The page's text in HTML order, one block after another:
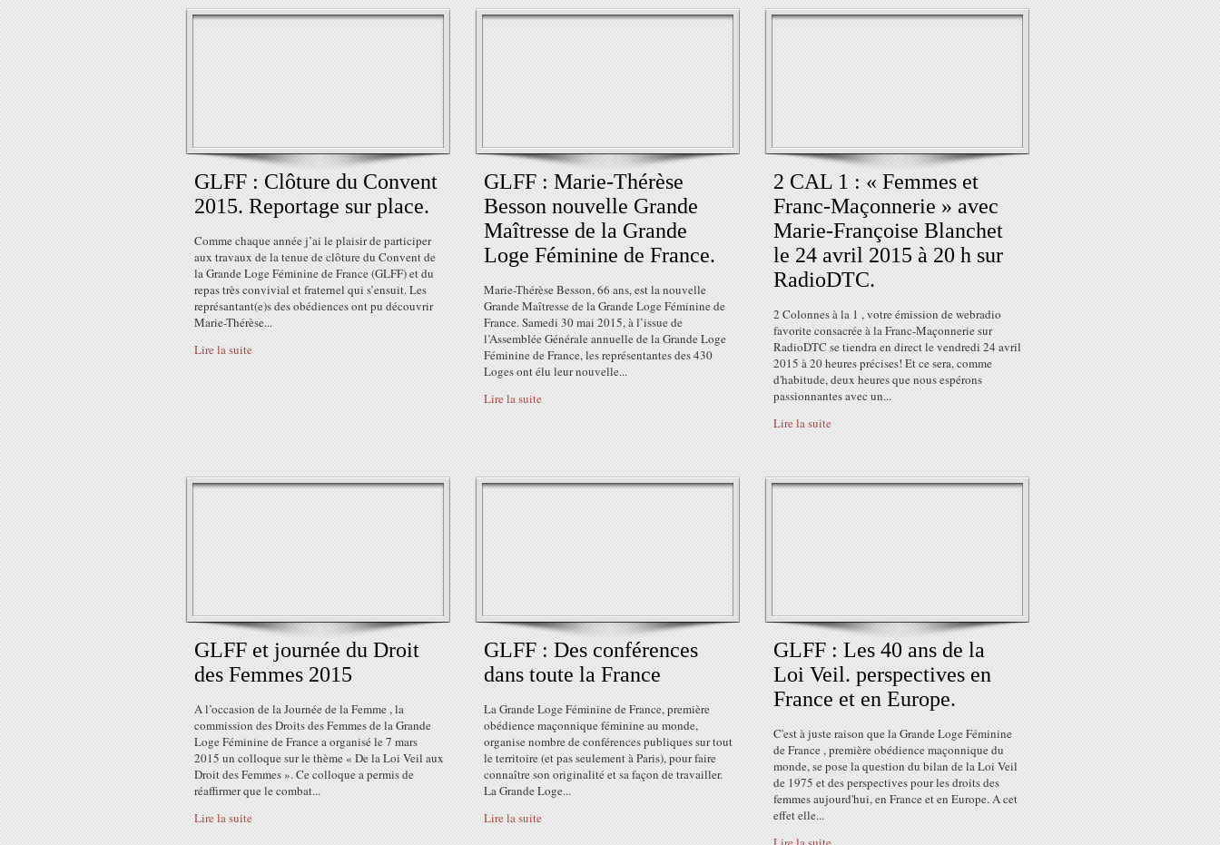
GLFF : Clôture du Convent
2015. Reportage sur place.
Comme chaque année j’ai le plaisir de participer
aux travaux de la tenue de clôture du Convent de
la Grande Loge Féminine de France (GLFF) et du
repas très convivial et fraternel qui s’ensuit. Les
représantant(e)s des obédiences ont pu découvrir
Marie-Thérèse...
Lire la suite
GLFF : Marie-Thérèse
Besson nouvelle Grande
Maîtresse de la Grande
Loge Féminine de France.
Marie-Thérèse Besson, 66 ans, est la nouvelle
Grande Maîtresse de la Grande Loge Féminine de
France. Samedi 30 mai 2015, à l’issue de
l’Assemblée Générale annuelle de la Grande Loge
Féminine de France, les représentantes des 430
Loges ont élu leur nouvelle...
Lire la suite
2 CAL 1 : « Femmes et
Franc-Maçonnerie » avec
Marie-Françoise Blanchet
le 24 avril 2015 à 20 h sur
RadioDTC.
2 Colonnes à la 1 , votre émission de webradio
favorite consacrée à la Franc-Maçonnerie sur
RadioDTC se tiendra en direct le vendredi 24 avril
2015 à 20 heures précises! Et ce sera, comme
d'habitude, deux heures que nous espérons
passionnantes avec un...
Lire la suite
GLFF et journée du Droit
des Femmes 2015
A l’occasion de la Journée de la Femme , la
commission des Droits des Femmes de la Grande
Loge Féminine de France a organisé le 7 mars
2015 un colloque sur le thème « De la Loi Veil aux
Droit des Femmes ». Ce colloque a permis de
réaffirmer que le combat...
Lire la suite
GLFF : Des conférences
dans toute la France
La Grande Loge Féminine de France, première
obédience maçonnique féminine au monde,
organise nombre de conférences publiques sur tout
le territoire (et pas seulement à Paris), pour faire
connaître son originalité et sa façon de travailler.
La Grande Loge...
Lire la suite
GLFF : Les 40 ans de la
Loi Veil. perspectives en
France et en Europe.
C'est à juste raison que la Grande Loge Féminine
de France , première obédience maçonnique du
monde, se pose la question du bilan de la Loi Veil
de 1975 et des perspectives pour les droits des
femmes aujourd'hui, en France et en Europe. A cet
effet elle...